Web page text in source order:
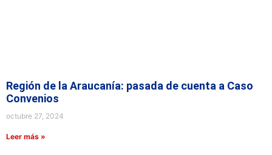
Región de la Araucanía: pasada de cuenta a Caso
Convenios
octubre 27, 2024
Leer más »